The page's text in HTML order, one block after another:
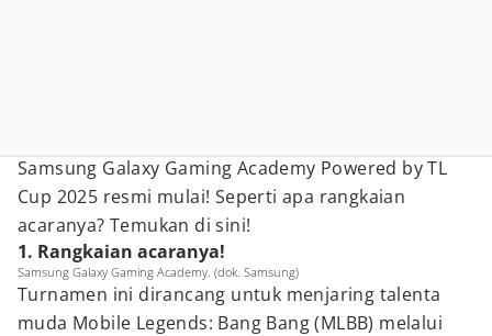
Samsung Galaxy Gaming Academy Powered by TL
Cup 2025 resmi mulai! Seperti apa rangkaian
acaranya? Temukan di sini!
1. Rangkaian acaranya!
Samsung Galaxy Gaming Academy. (dok. Samsung)
Turnamen ini dirancang untuk menjaring talenta
muda Mobile Legends: Bang Bang (MLBB) melalui